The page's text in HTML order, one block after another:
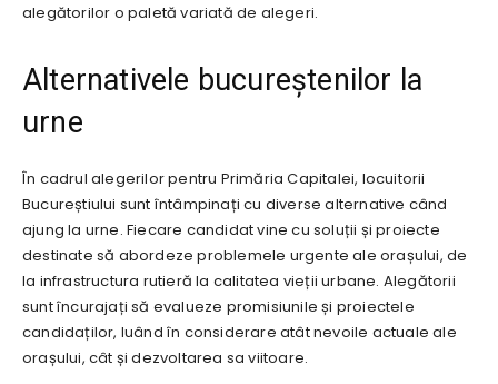
alegătorilor o paletă variată de alegeri.
Alternativele bucureștenilor la
urne
În cadrul alegerilor pentru Primăria Capitalei, locuitorii
Bucureștiului sunt întâmpinați cu diverse alternative când
ajung la urne. Fiecare candidat vine cu soluții și proiecte
destinate să abordeze problemele urgente ale orașului, de
la infrastructura rutieră la calitatea vieții urbane. Alegătorii
sunt încurajați să evalueze promisiunile și proiectele
candidaților, luând în considerare atât nevoile actuale ale
orașului, cât și dezvoltarea sa viitoare.